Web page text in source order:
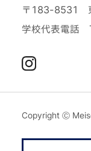
〒183-8531
学校代表電話
Instagram
Copyright Ⓒ